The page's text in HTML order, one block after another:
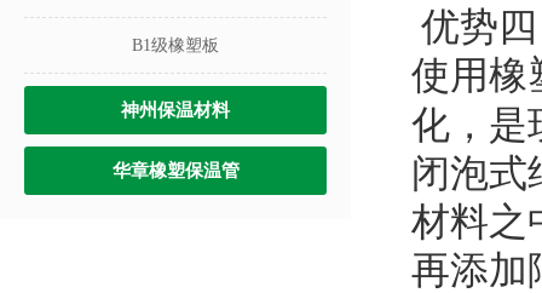
B1级橡塑板
神州保温材料
华章橡塑保温管
优势
使用橡
化，是
闭泡式
材料之
再添加